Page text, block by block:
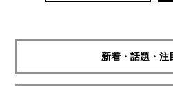
新着・話題・注